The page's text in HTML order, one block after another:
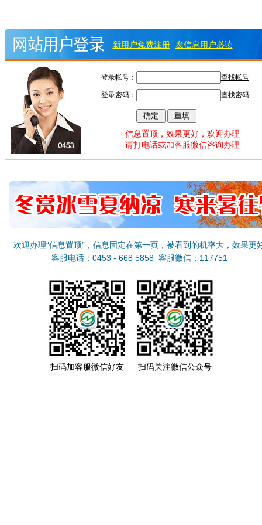
新用户免费注册 发信息用户必读
登录帐号： 查找帐号
登录密码： 查找密码
信息置顶，效果更好，欢迎办理
请打电话或加客服微信咨询办理
欢迎办理“信息置顶”，信息固定在第一页，被看到的机率大，效果更
客服电话：0453 - 668 5858 客服微信：117751
扫码加客服微信好友 扫码关注微信公众号